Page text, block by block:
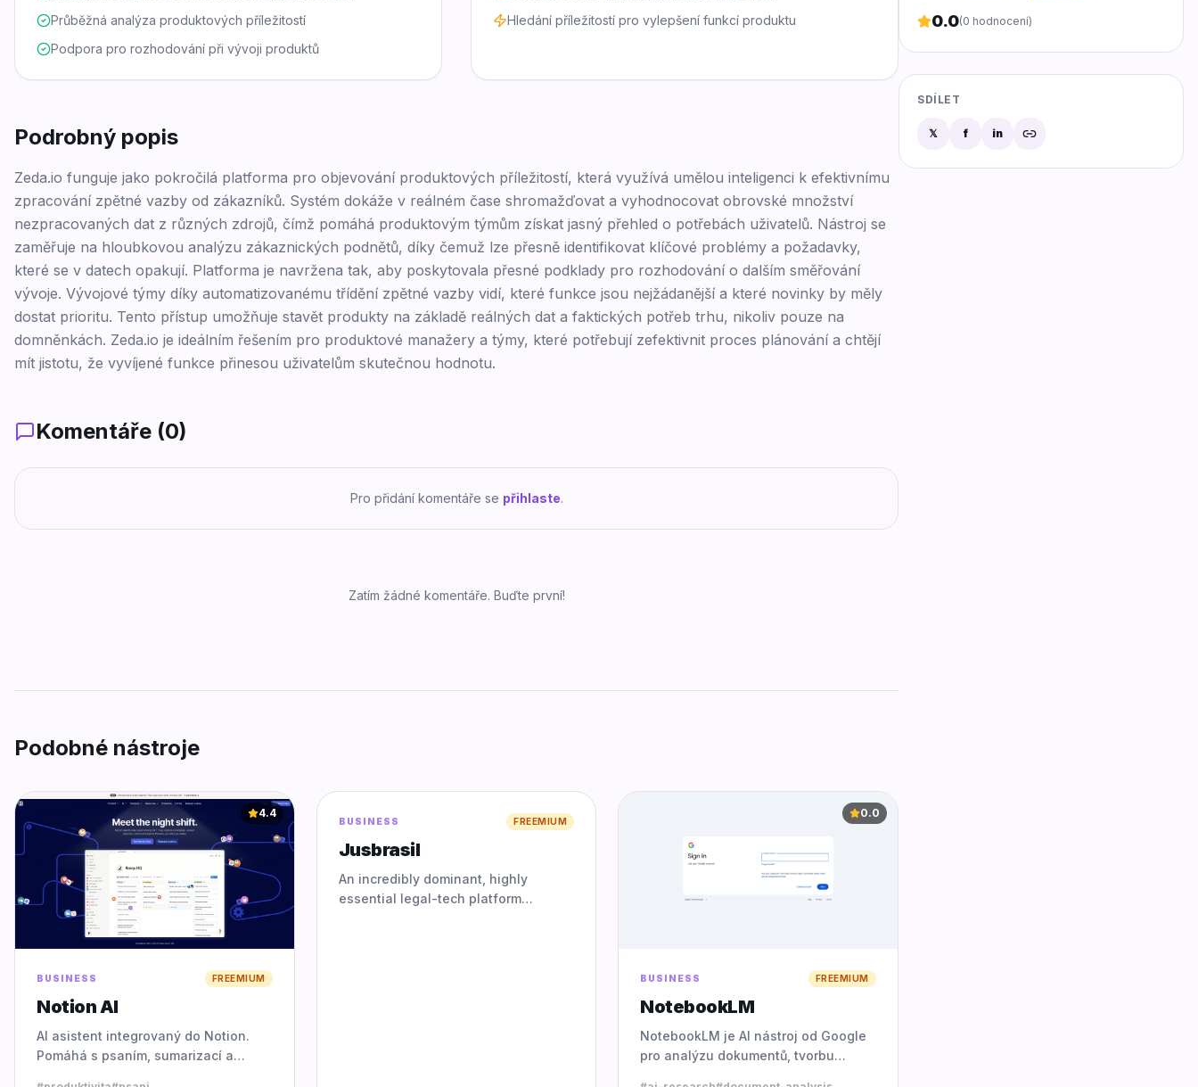
Průběžná analýza produktových příležitostí
Podpora pro rozhodování při vývoji produktů
Hledání příležitostí pro vylepšení funkcí produktu
Podrobný popis
Zeda.io funguje jako pokročilá platforma pro objevování produktových příležitostí, která využívá umělou inteligenci k efektivnímu
zpracování zpětné vazby od zákazníků. Systém dokáže v reálném čase shromažďovat a vyhodnocovat obrovské množství
nezpracovaných dat z různých zdrojů, čímž pomáhá produktovým týmům získat jasný přehled o potřebách uživatelů. Nástroj se
zaměřuje na hloubkovou analýzu zákaznických podnětů, díky čemuž lze přesně identifikovat klíčové problémy a požadavky,
které se v datech opakují. Platforma je navržena tak, aby poskytovala přesné podklady pro rozhodování o dalším směřování
vývoje. Vývojové týmy díky automatizovanému třídění zpětné vazby vidí, které funkce jsou nejžádanější a které novinky by měly
dostat prioritu. Tento přístup umožňuje stavět produkty na základě reálných dat a faktických potřeb trhu, nikoliv pouze na
domněnkách. Zeda.io je ideálním řešením pro produktové manažery a týmy, které potřebují zefektivnit proces plánování a chtějí
mít jistotu, že vyvíjené funkce přinesou uživatelům skutečnou hodnotu.
Komentáře (0)
Pro přidání komentáře se přihlaste.
Zatím žádné komentáře. Buďte první!
Podobné nástroje
4.4
BUSINESS FREEMIUM
Notion AI
AI asistent integrovaný do Notion.
Pomáhá s psaním, sumarizací a
0.0
BUSINESS FREEMIUM
Jusbrasil
An incredibly dominant, highly
essential legal-tech platform
0.0
BUSINESS FREEMIUM
NotebookLM
NotebookLM je AI nástroj od Google
pro analýzu dokumentů, tvorbu
0.0(0 hodnocení)
SDÍLET
𝕏 f in